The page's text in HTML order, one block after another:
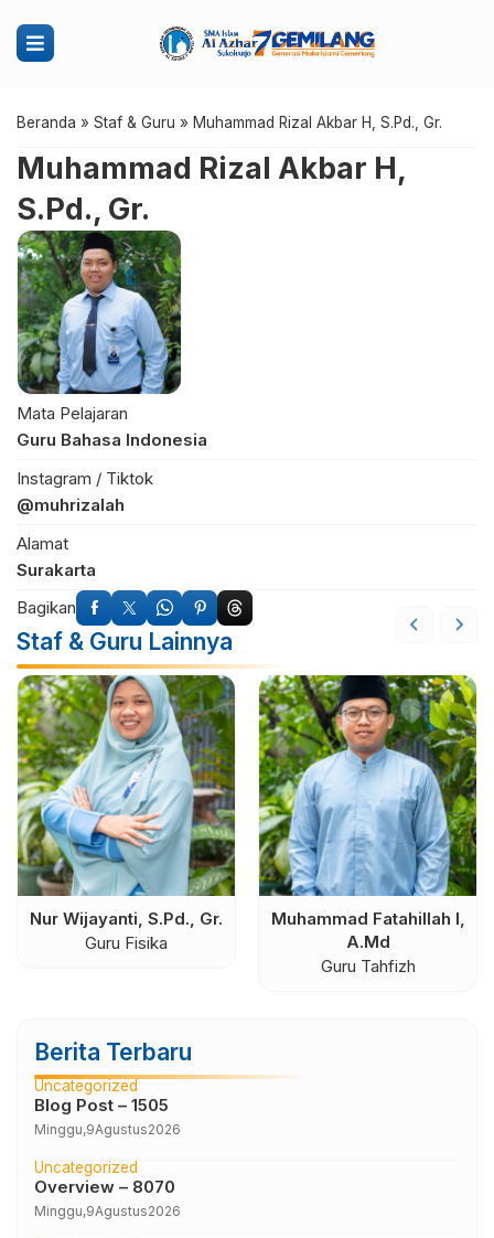
Beranda » Staf & Guru » Muhammad Rizal Akbar H, S.Pd., Gr.
Muhammad Rizal Akbar H,
S.Pd., Gr.
Mata Pelajaran
Guru Bahasa Indonesia
Instagram / Tiktok
@muhrizalah
Alamat
Surakarta
Bagikan
Staf & Guru Lainnya
Nur Wijayanti, S.Pd., Gr.
Guru Fisika
Muhammad Fatahillah I,
A.Md
Guru Tahfizh
Berita Terbaru
Uncategorized
Blog Post – 1505
Minggu,9Agustus2026
Uncategorized
Overview – 8070
Minggu,9Agustus2026